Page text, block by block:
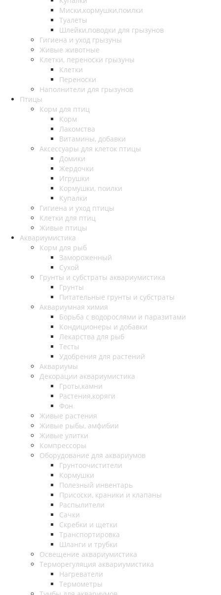
Миски,кормушки,поилки
Туалеты
Шлейки,поводки для грызунов
Гигиена и уход грызуны
Живые животные
Клетки, переноски грызуны
Клетки
Переноски
Наполнители для грызунов
Птицы
Корм для птиц
Корм
Лакомства
Витамины, добавки
Аксессуары для клеток птицы
Домики
Жердочки
Игрушки
Кормушки, поилки
Купалки
Гигиена и уход птицы
Клетки для птиц
Живые птицы
Аквариумистика
Корм для рыб
Замороженный
Сухой
Грунты и субстраты аквариумистика
Грунты
Питательные грунты и субстраты
Аквариумная химия
Борьба с водорослями и паразитами
Кондиционеры и добавки
Лекарства для рыб
Тесты
Удобрения для растений
Аквариумы
Декорации аквариумистика
Гроты,камни
Растения,коряги
Фон
Живые растения
Живые рыбы, амфибии
Живые улитки
Компрессоры
Оборудование для аквариумов
Грунтоочистители
Кормушки
Полезный инвентарь
Присоски, краники и клапаны
Распылители
Сачки
Скребки и щетки
Транспортировка
Шланги и трубки
Освещение аквариумистика
Терморегуляция аквариумистика
Нагреватели
Термометры